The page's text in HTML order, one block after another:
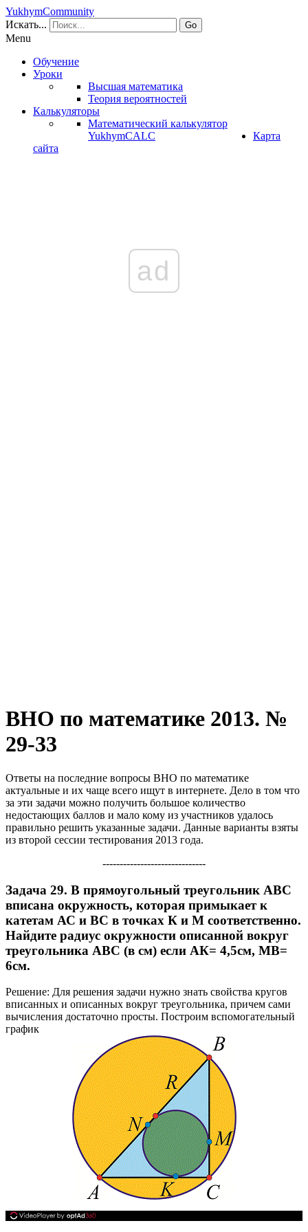
YukhymCommunity
Искать...
Go
Menu
Обучение
Уроки
Высшая математика
Теория вероятностей
Калькуляторы
Математический калькулятор
YukhymCALC
Карта
сайта
ad
ВНО по математике 2013. №
29-33
Ответы на последние вопросы ВНО по математике
актуальные и их чаще всего ищут в интернете. Дело в том что
за эти задачи можно получить большое количество
недостающих баллов и мало кому из участников удалось
правильно решить указанные задачи. Данные варианты взяты
из второй сессии тестирования 2013 года.
------------------------------
Задача 29. В прямоугольный треугольник АВС
вписана окружность, которая примыкает к
катетам АС и ВС в точках К и М соответственно.
Найдите радиус окружности описанной вокруг
треугольника АВС (в см) если АК= 4,5см, МВ=
6см.
Решение: Для решения задачи нужно знать свойства кругов
вписанных и описанных вокруг треугольника, причем сами
вычисления достаточно просты. Построим вспомогательный
график